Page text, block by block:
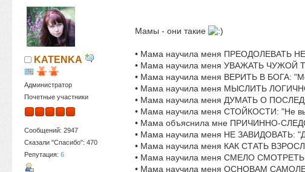
KATENKA
Администратор
Почетные участники
Сообщений: 2947
Сказали "Спасибо": 470
Репутация: 6
Мамы - они такие
• Мама научила меня ПРЕОДОЛЕВАТЬ
• Мама научила меня УВАЖАТЬ ЧУЖОЙ
• Мама научила меня ВЕРИТЬ В БОГА:
• Мама научила меня МЫСЛИТЬ ЛОГИЧНО:
• Мама научила меня ДУМАТЬ О
• Мама научила меня СТОЙКОСТИ: "Не
• Мама объяснила мне ПРИЧИННО-
• Мама научила меня НЕ ЗАВИДОВАТЬ:
• Мама научила меня КАК СТАТЬ
• Мама научила меня СМЕЛО СМОТРЕТЬ
• Мама научила меня ОСНОВАМ